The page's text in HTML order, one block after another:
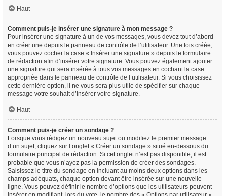
Haut
Comment puis-je insérer une signature à mon message ?
Pour insérer une signature à un de vos messages, vous devez tout d’abord
en créer une depuis le panneau de contrôle de l’utilisateur. Une fois créée,
vous pouvez cocher la case « Insérer une signature » depuis le formulaire
de rédaction afin d’insérer votre signature. Vous pouvez également ajouter
une signature qui sera insérée à tous vos messages en cochant la case
appropriée dans le panneau de contrôle de l’utilisateur. Si vous choisissez
cette dernière option, il ne vous sera plus utile de spécifier sur chaque
message votre souhait d’insérer votre signature.
Haut
Comment puis-je créer un sondage ?
Lorsque vous rédigez un nouveau sujet ou modifiez le premier message
d’un sujet, cliquez sur l’onglet « Créer un sondage » situé en-dessous du
formulaire principal de rédaction. Si cet onglet n’est pas disponible, il est
probable que vous n’ayez pas la permission de créer des sondages.
Saisissez le titre du sondage en incluant au moins deux options dans les
champs adéquats, chaque option devant être insérée sur une nouvelle
ligne. Vous pouvez définir le nombre d’options que les utilisateurs peuvent